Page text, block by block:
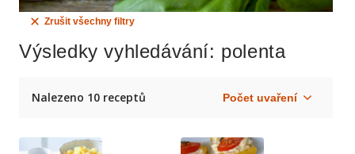
Zrušit všechny filtry
Výsledky vyhledávání: polenta
Nalezeno 10 receptů